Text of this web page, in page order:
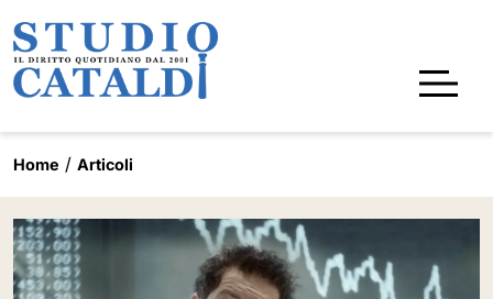
Home Articoli